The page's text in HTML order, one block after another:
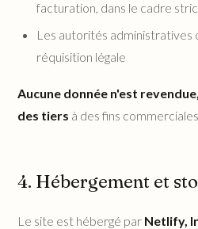
facturation, dans le cadre
Les autorités administratives
réquisition légale
Aucune donnée n'est
des tiers à des fins
4. Hébergement et
Le site est hébergé par Netlify,